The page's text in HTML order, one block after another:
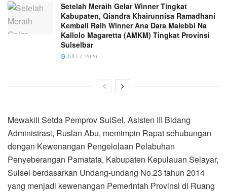
Setelah Meraih Gelar Winner Tingkat
Kabupaten, Qiandra Khairunnisa Ramadhani
Kembali Raih Winner Ana Dara Malebbi Na
Kallolo Magaretta (AMKM) Tingkat Provinsi
Sulselbar
JULI 7, 2026
Mewakili Setda Pemprov SulSel, Asisten III Bidang
Administrasi, Ruslan Abu, memimpin Rapat sehubungan
dengan Kewenangan Pengelolaan Pelabuhan
Penyeberangan Pamatata, Kabupaten Kepulauan Selayar,
Sulsel berdasarkan Undang-undang No.23 tahun 2014
yang menjadi kewenangan Pemerintah Provinsi di Ruang